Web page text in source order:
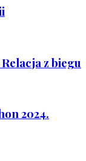
z biegu
2024.